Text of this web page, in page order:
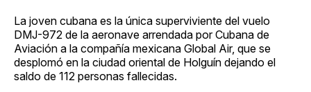
La joven cubana es la única superviviente del vuelo
DMJ-972 de la aeronave arrendada por Cubana de
Aviación a la compañía mexicana Global Air, que se
desplomó en la ciudad oriental de Holguín dejando el
saldo de 112 personas fallecidas.